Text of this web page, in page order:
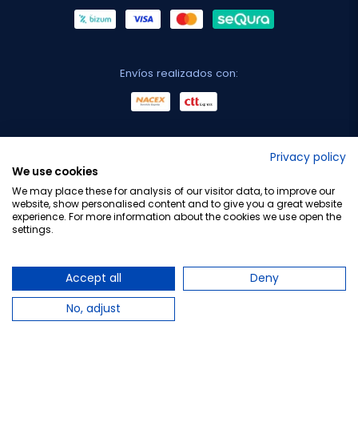
Envíos realizados con:
Privacy policy
We use cookies
We may place these for analysis of our visitor data, to improve our
website, show personalised content and to give you a great website
experience. For more information about the cookies we use open the
settings.
Accept all
Deny
No, adjust